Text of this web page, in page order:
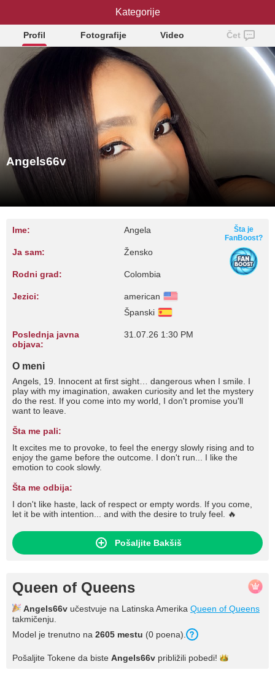
Angels66v
Profil Fotografije Video Čet
Angels66v
Ime: Angela
Ja sam: Žensko
Rodni grad: Colombia
Jezici:
american
Španski
Poslednja javna
objava:
31.07.26 1:30 PM
Šta je
FanBoost?
O meni
Angels, 19. Innocent at first sight… dangerous when I smile. I
play with my imagination, awaken curiosity and let the mystery
do the rest. If you come into my world, I don't promise you'll
want to leave.
Šta me pali:
It excites me to provoke, to feel the energy slowly rising and to
enjoy the game before the outcome. I don't run... I like the
emotion to cook slowly.
Šta me odbija:
I don't like haste, lack of respect or empty words. If you come,
let it be with intention... and with the desire to truly feel. 🔥
Pošaljite Bakšiš
Queen of Queens
Angels66v učestvuje na Latinska Amerika Queen of Queens
takmičenju.
Model je trenutno na 2605 mestu (0 poena).
Pošaljite Tokene da biste Angels66v približili pobedi!
Kategorije